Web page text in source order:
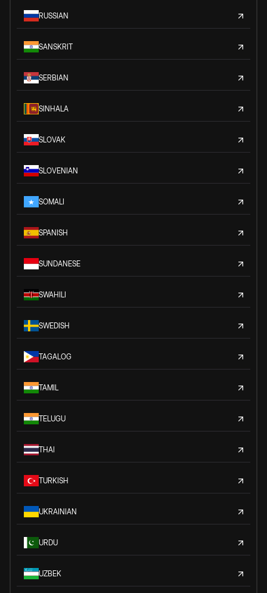
RUSSIAN
SANSKRIT
SERBIAN
SINHALA
SLOVAK
SLOVENIAN
SOMALI
SPANISH
SUNDANESE
SWAHILI
SWEDISH
TAGALOG
TAMIL
TELUGU
THAI
TURKISH
UKRAINIAN
URDU
UZBEK